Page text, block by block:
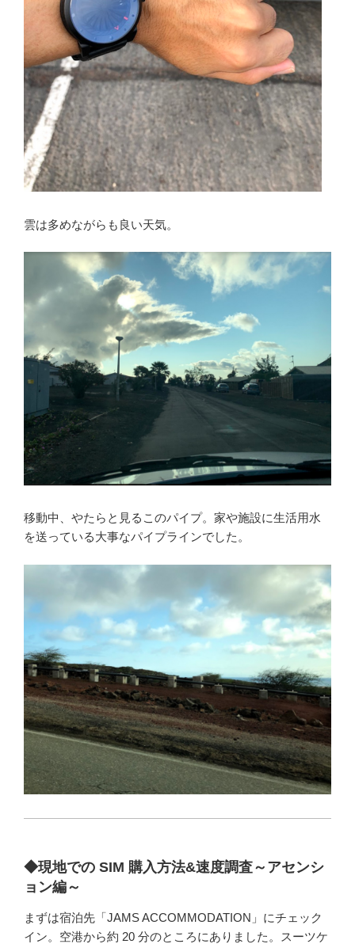
雲は多めながらも良い天気。
移動中、やたらと見るこのパイプ。家や施設に生活用水
を送っている大事なパイプラインでした。
◆現地での SIM 購入方法&速度調査～アセンシ
ョン編～
まずは宿泊先「JAMS ACCOMMODATION」にチェック
イン。空港から約 20 分のところにありました。スーツケ